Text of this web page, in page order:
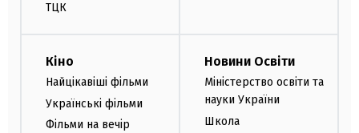
ТЦК
Кіно
Найцікавіші фільми
Українські фільми
Фільми на вечір
Новини Освіти
Міністерство освіти та
науки України
Школа